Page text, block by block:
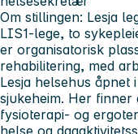
Om stillingen: Lesja
LIS1-lege, to
er organisatorisk
rehabilitering, med
Lesja helsehus åpnet
sjukeheim. Her finner
fysioterapi- og